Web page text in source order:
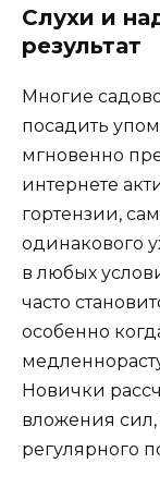
Слухи и
результат
Многие
посадить
мгновенно
интернете
гортензии,
одинакового
в любых
часто
особенно
Новички
вложения
регулярного